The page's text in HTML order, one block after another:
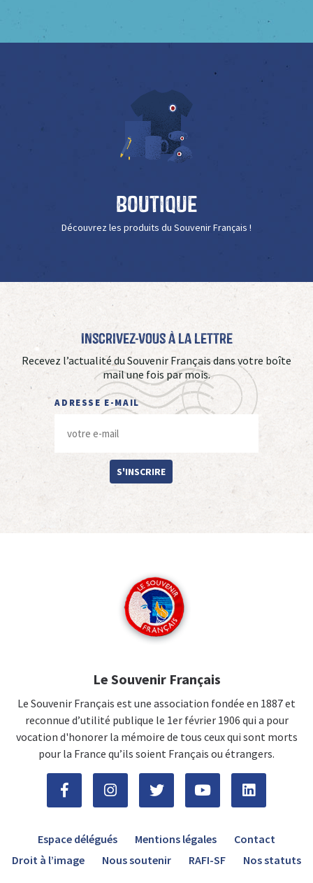
Boutique
Découvrez les produits du Souvenir Français !
Inscrivez-vous à La Lettre
Recevez l’actualité du Souvenir Français dans votre boîte
mail une fois par mois.
ADRESSE E-MAIL
S'INSCRIRE
Le Souvenir Français
Le Souvenir Français est une association fondée en 1887 et
reconnue d’utilité publique le 1er février 1906 qui a pour
vocation d'honorer la mémoire de tous ceux qui sont morts
pour la France qu’ils soient Français ou étrangers.
Espace délégués Mentions légales
Contact
Droit à l’image
Nous soutenir RAFI-SF Nos statuts